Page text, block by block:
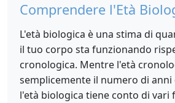
Comprendere l'Età
L'età biologica è una stima di
il tuo corpo sta funzionando
cronologica. Mentre l'età
semplicemente il numero di anni
l'età biologica tiene conto di vari